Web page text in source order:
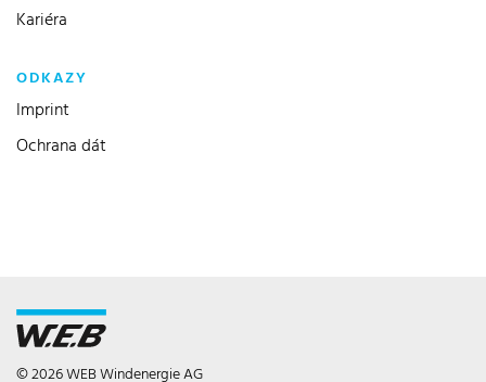
Kariéra
ODKAZY
Imprint
Ochrana dát
© 2026 WEB Windenergie AG